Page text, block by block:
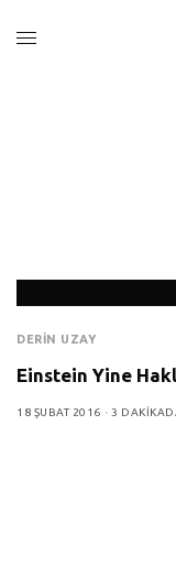
DERIN UZAY
Einstein Yine
18 ŞUBAT 2016 3